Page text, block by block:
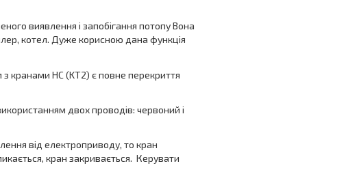
виявлення і запобігання потопу Вона
котел. Дуже корисною дана функція
кранами HC (KT2) є повне перекриття
двох проводів: червоний і
від електроприводу, то кран
кран закривається. Керувати